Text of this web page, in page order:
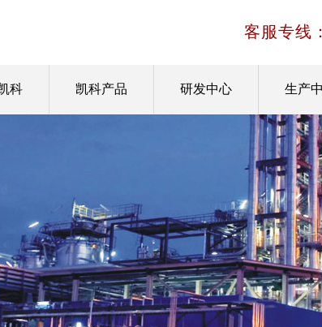
客服专线：
科 凯科产品 研发中心 生产